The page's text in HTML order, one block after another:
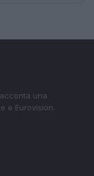
una
e Eurovision.